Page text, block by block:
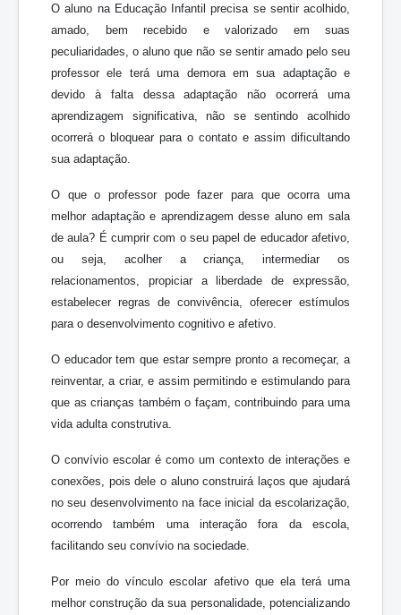
O aluno na Educação Infantil precisa se sentir acolhido,
amado, bem recebido e valorizado em suas
peculiaridades, o aluno que não se sentir amado pelo seu
professor ele terá uma demora em sua adaptação e
devido à falta dessa adaptação não ocorrerá uma
aprendizagem significativa, não se sentindo acolhido
ocorrerá o bloquear para o contato e assim dificultando
sua adaptação.
O que o professor pode fazer para que ocorra uma
melhor adaptação e aprendizagem desse aluno em sala
de aula? É cumprir com o seu papel de educador afetivo,
ou seja, acolher a criança, intermediar os
relacionamentos, propiciar a liberdade de expressão,
estabelecer regras de convivência, oferecer estímulos
para o desenvolvimento cognitivo e afetivo.
O educador tem que estar sempre pronto a recomeçar, a
reinventar, a criar, e assim permitindo e estimulando para
que as crianças também o façam, contribuindo para uma
vida adulta construtiva.
O convívio escolar é como um contexto de interações e
conexões, pois dele o aluno construirá laços que ajudará
no seu desenvolvimento na face inicial da escolarização,
ocorrendo também uma interação fora da escola,
facilitando seu convívio na sociedade.
Por meio do vínculo escolar afetivo que ela terá uma
melhor construção da sua personalidade, potencializando